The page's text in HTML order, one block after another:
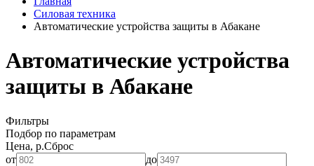
Силовая техника
Автоматические устройства защиты в Абакане
Автоматические устройства
защиты в Абакане
Фильтры
Подбор по параметрам
Цена, р.Сброс
от
до